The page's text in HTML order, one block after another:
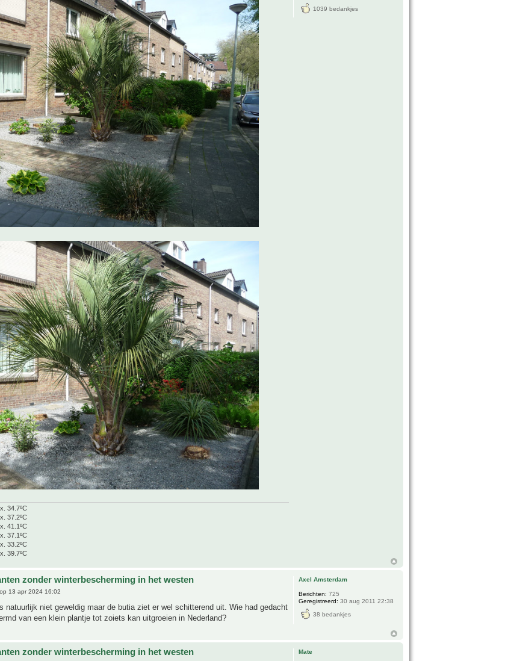
34.7ºC
37.2ºC
41.1ºC
37.1ºC
33.2ºC
39.7ºC
1039 bedankjes
zonder winterbescherming in het westen
op 13 apr 2024 16:02
natuurlijk niet geweldig maar de butia ziet er wel schitterend uit. Wie had gedacht
van een klein plantje tot zoiets kan uitgroeien in Nederland?
Axel Amsterdam
Berichten: 725
Geregistreerd: 30 aug 2011 22:38
38 bedankjes
zonder winterbescherming in het westen Mate